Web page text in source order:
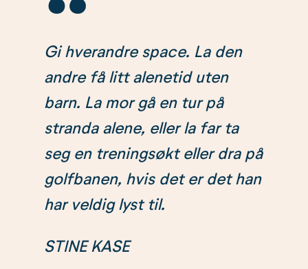
Gi hverandre space. La den
andre få litt alenetid uten
barn. La mor gå en tur på
stranda alene, eller la far ta
seg en treningsøkt eller dra på
golfbanen, hvis det er det han
har veldig lyst til.
STINE KASE